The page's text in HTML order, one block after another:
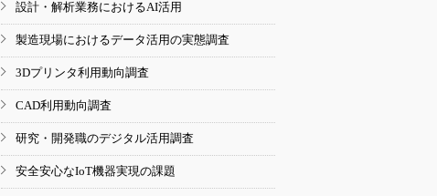
設計・解析業務におけるAI活用
製造現場におけるデータ活用の実態調査
3Dプリンタ利用動向調査
CAD利用動向調査
研究・開発職のデジタル活用調査
安全安心なIoT機器実現の課題